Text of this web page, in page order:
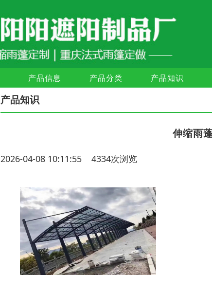
产品信息 产品分类 产品知识
产品知识
伸缩雨
2026-04-08 10:11:55 4334次浏览